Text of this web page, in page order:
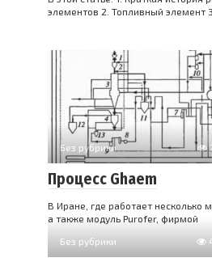
элементов 2. Топливный элемент
Без рубрики
Процесс Ghaem
В Иране, где работает несколько
а также модуль Purofer, фирмой
Без рубрики